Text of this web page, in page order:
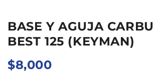
BASE Y AGUJA
BEST 125 (KEYMAN)
$8,000